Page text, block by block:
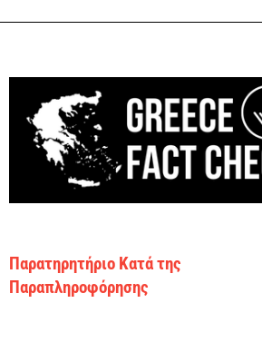
Παρατηρητήριο Κατά της
Παραπληροφόρησης